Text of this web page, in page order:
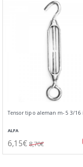
Tensor tipo aleman m- 5 3/16
ALFA
6,15€ 8,70€